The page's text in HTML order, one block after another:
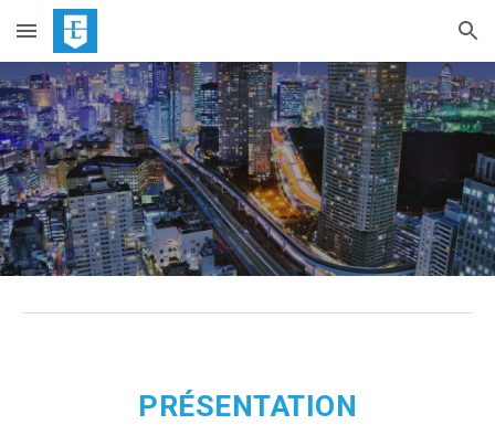
Skip to main content Skip to navigation
PRÉSENTATION